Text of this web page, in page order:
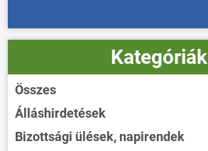
Kategóriák
Összes
Álláshirdetések
Bizottsági ülések, napirendek